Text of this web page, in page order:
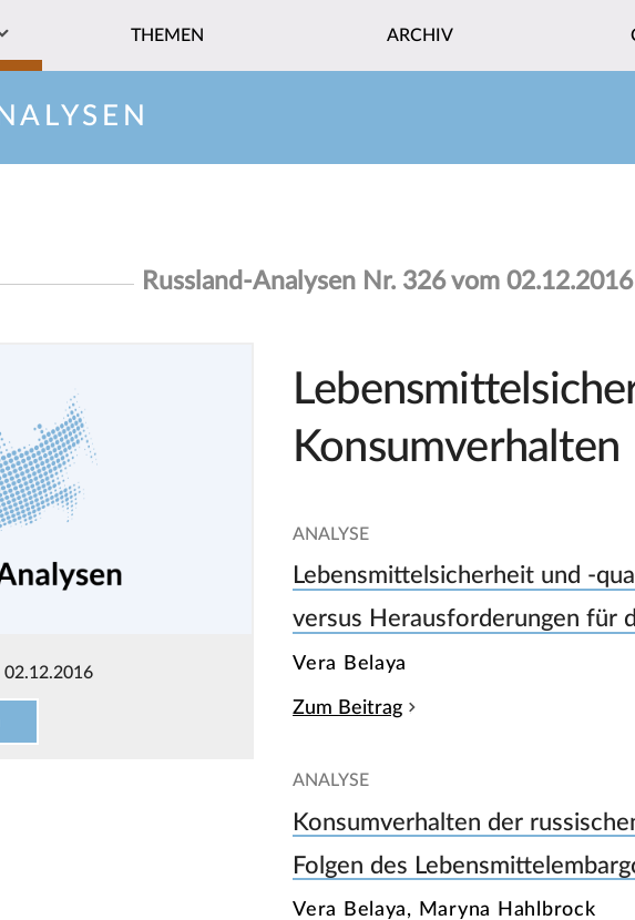
THEMEN ARCHIV
Russland-Analysen Nr. 326 vom 02.12.2016
02.12.2016
Konsumverhalten
ANALYSE
Lebensmittelsicherheit und -
versus Herausforderungen für
Vera Belaya
Zum Beitrag
ANALYSE
Konsumverhalten der
Folgen des
Vera Belaya, Maryna Hahlbrock